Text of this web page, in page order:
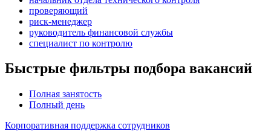
проверяющий
риск-менеджер
руководитель финансовой службы
специалист по контролю
Быстрые фильтры подбора вакансий
Полная занятость
Полный день
Корпоративная поддержка сотрудников